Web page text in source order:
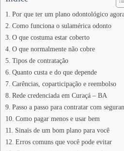
Por que ter um plano odontológico
Como funciona o sulamérica odonto
O que costuma estar coberto
O que normalmente não cobre
Tipos de contratação
Quanto custa e do que depende
Carências, coparticipação e reembolso
Rede credenciada em Curaçá – BA
Passo a passo para contratar com
Como pagar menos e usar bem
Sinais de um bom plano para você
Erros comuns que você pode evitar